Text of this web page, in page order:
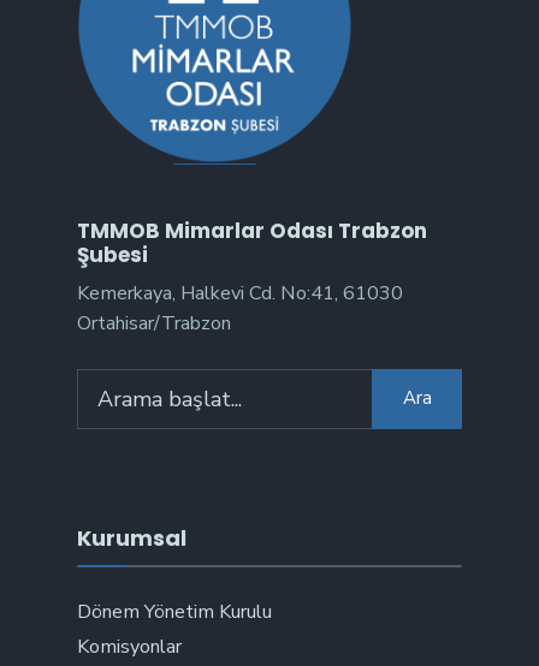
TMMOB Mimarlar Odası Trabzon
Şubesi
Kemerkaya, Halkevi Cd. No:41, 61030
Ortahisar/Trabzon
Ara
Kurumsal
Dönem Yönetim Kurulu
Komisyonlar